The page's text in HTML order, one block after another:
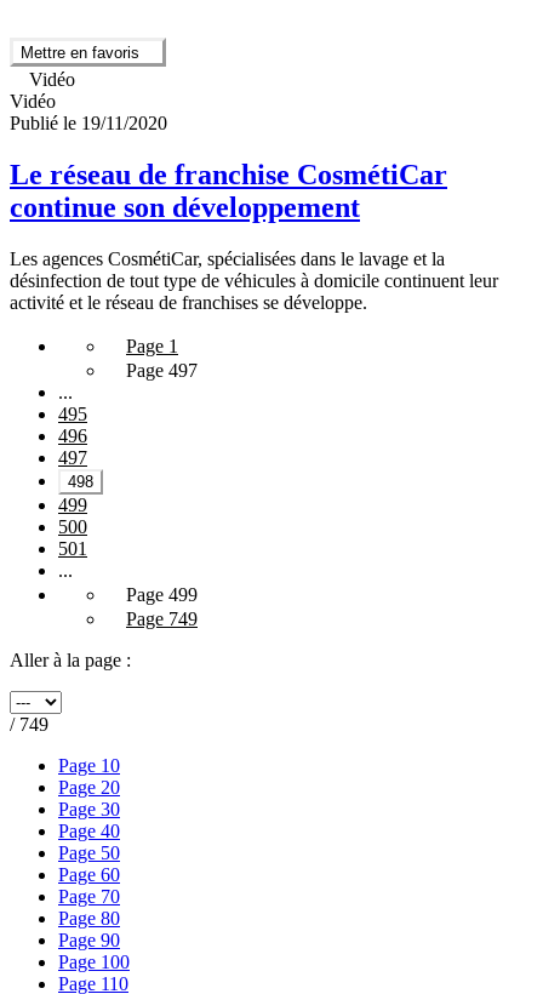
Mettre en favoris
Vidéo
Vidéo
Publié le 19/11/2020
Le réseau de franchise CosmétiCar
continue son développement
Les agences CosmétiCar, spécialisées dans le lavage et la
désinfection de tout type de véhicules à domicile continuent leur
activité et le réseau de franchises se développe.
Page 1
Page 497
...
495
496
497
498
499
500
501
...
Page 499
Page 749
Aller à la page :
/ 749
Page 10
Page 20
Page 30
Page 40
Page 50
Page 60
Page 70
Page 80
Page 90
Page 100
Page 110